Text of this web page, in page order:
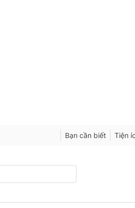
Bạn cần biết Tiện